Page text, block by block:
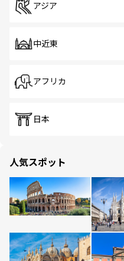
アジア
中近東
アフリカ
日本
人気スポット